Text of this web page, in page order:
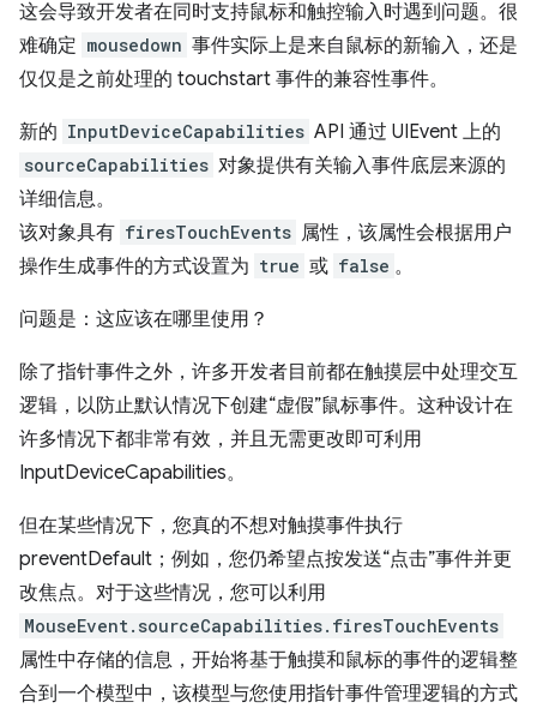
这会导致开发者在同时支持鼠标和触控输入时遇到问题。很
难确定 mousedown 事件实际上是来自鼠标的新输入，还是
仅仅是之前处理的 touchstart 事件的兼容性事件。
新的 InputDeviceCapabilities API 通过 UIEvent 上的
sourceCapabilities 对象提供有关输入事件底层来源的
详细信息。
该对象具有 firesTouchEvents 属性，该属性会根据用户
操作生成事件的方式设置为 true 或 false 。
问题是：这应该在哪里使用？
除了指针事件之外，许多开发者目前都在触摸层中处理交互
逻辑，以防止默认情况下创建“虚假”鼠标事件。这种设计在
许多情况下都非常有效，并且无需更改即可利用
InputDeviceCapabilities。
但在某些情况下，您真的不想对触摸事件执行
preventDefault；例如，您仍希望点按发送“点击”事件并更
改焦点。对于这些情况，您可以利用
MouseEvent.sourceCapabilities.firesTouchEvents
属性中存储的信息，开始将基于触摸和鼠标的事件的逻辑整
合到一个模型中，该模型与您使用指针事件管理逻辑的方式